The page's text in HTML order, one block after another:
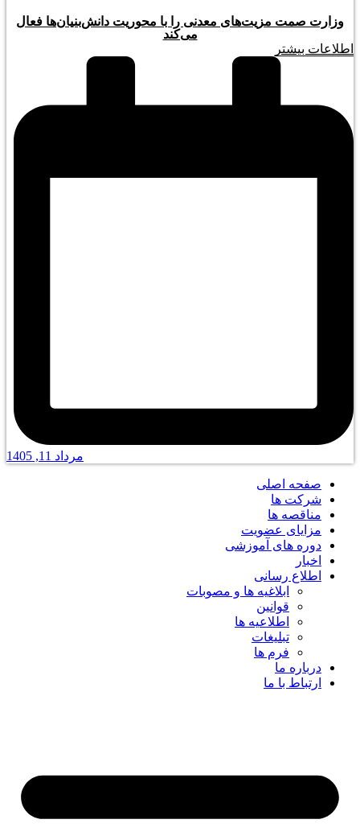
وزارت صمت مزیت‌های معدنی را با محوریت دانش‌بنیان‌ها فعال
می‌کند
اطلاعات بیشتر
مرداد 11, 1405
صفحه اصلی
شرکت ها
مناقصه ها
مزایای عضویت
دوره های آموزشی
اخبار
اطلاع رسانی
ابلاغیه ها و مصوبات
قوانین
اطلاعیه ها
تبلیغات
فرم ها
درباره ما
ارتباط با ما